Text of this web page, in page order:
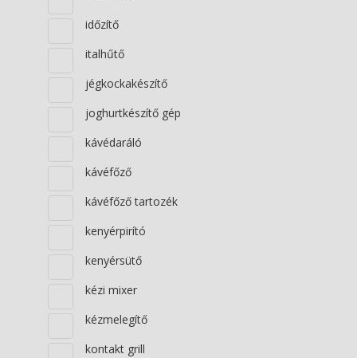
időzítő
italhűtő
jégkockakészítő
joghurtkészítő gép
kávédaráló
kávéfőző
kávéfőző tartozék
kenyérpirító
kenyérsütő
kézi mixer
kézmelegítő
kontakt grill